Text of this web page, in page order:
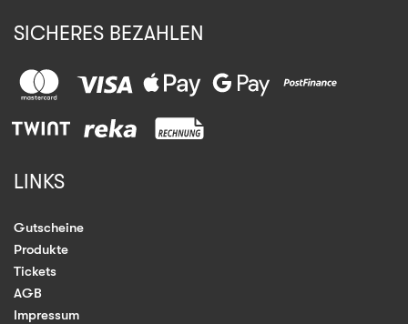
SICHERES BEZAHLEN
LINKS
Gutscheine
Produkte
Tickets
AGB
Impressum